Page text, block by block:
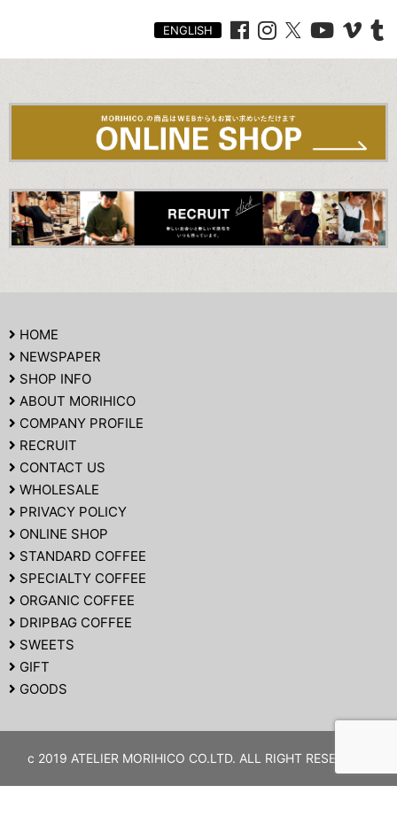
ENGLISH
HOME
NEWSPAPER
SHOP INFO
ABOUT MORIHICO
COMPANY PROFILE
RECRUIT
CONTACT US
WHOLESALE
PRIVACY POLICY
ONLINE SHOP
STANDARD COFFEE
SPECIALTY COFFEE
ORGANIC COFFEE
DRIPBAG COFFEE
SWEETS
GIFT
GOODS
c 2019 ATELIER MORIHICO CO.LTD. ALL RIGHT RESERVED.